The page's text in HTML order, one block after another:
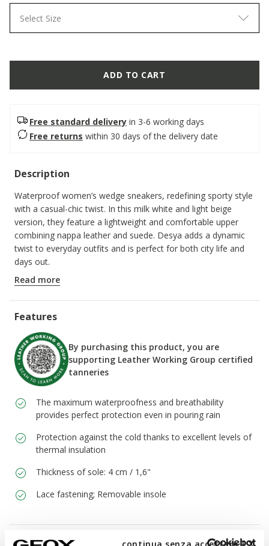
continua senza accettare | X
Select Size
ADD TO CART
Free standard delivery in 3-6 working days
Free returns within 30 days of the delivery date
Description
Waterproof women’s wedge sneakers, redefining sporty style
with a casual-chic twist. In this milk white and light beige
version, they feature a lightweight and comfortable upper
combining nappa leather and suede. Desya adds a dynamic
twist to everyday outfits and is perfect for both city life and
days out.
ITEM CODE:
Read more
Features
By purchasing this product, you are
supporting Leather Working Group certified
tanneries
The maximum waterproofness and breathability
provides perfect protection even in pouring rain
Protection against the cold thanks to excellent levels of
thermal insulation
Thickness of sole: 4 cm / 1,6"
Lace fastening; Removable insole
Materials